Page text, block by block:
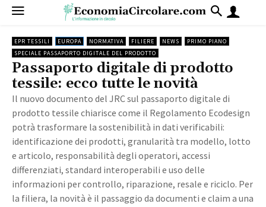
EPR TESSILI EUROPA NORMATIVA FILIERE NEWS
PRIMO PIANO
SPECIALE PASSAPORTO DIGITALE DEL PRODOTTO
Passaporto digitale di prodotto
tessile: ecco tutte le novità
Il nuovo documento del JRC sul passaporto digitale di
prodotto tessile chiarisce come il Regolamento Ecodesign
potrà trasformare la sostenibilità in dati verificabili:
identificazione dei prodotti, granularità tra modello, lotto
e articolo, responsabilità degli operatori, accessi
differenziati, standard interoperabili e uso delle
informazioni per controllo, riparazione, resale e riciclo. Per
la filiera, la novità è il passaggio da documenti e claim a una